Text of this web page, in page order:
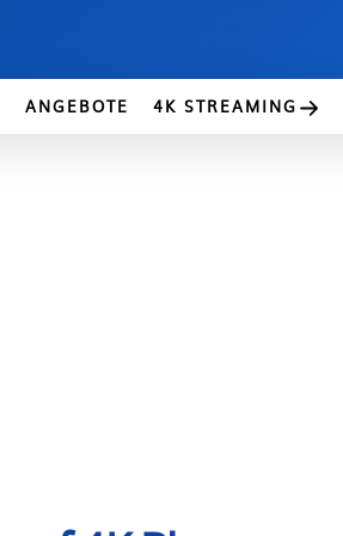
ANGEBOTE 4K STREAMING